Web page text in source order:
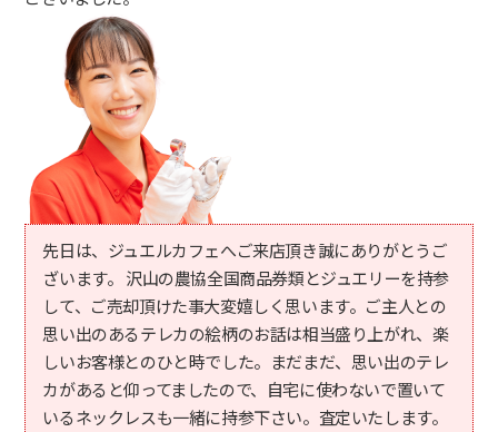
先日は、ジュエルカフェへご来店頂き誠にありがとうご
ざいます。 沢山の農協全国商品券類とジュエリーを持参
して、ご売却頂けた事大変嬉しく思います。ご主人との
思い出のあるテレカの絵柄のお話は相当盛り上がれ、楽
しいお客様とのひと時でした。まだまだ、思い出のテレ
カがあると仰ってましたので、自宅に使わないで置いて
いるネックレスも一緒に持参下さい。査定いたします。